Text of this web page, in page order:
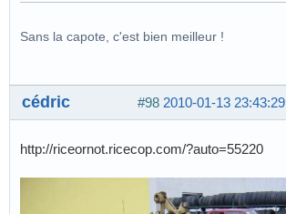
Sans la capote, c'est bien meilleur !
#98 2010-01-13 23:43:29
cédric
http://riceornot.ricecop.com/?auto=55220